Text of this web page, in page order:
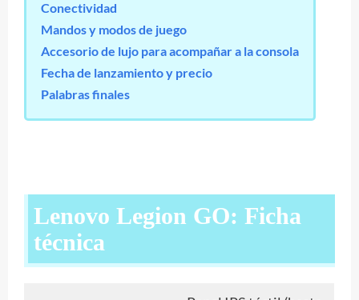
Conectividad
Mandos y modos de juego
Accesorio de lujo para acompañar a la consola
Fecha de lanzamiento y precio
Palabras finales
Lenovo Legion GO: Ficha
técnica